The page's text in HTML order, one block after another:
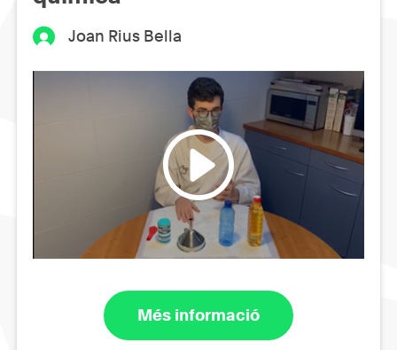
Joan Rius Bella
Més informació